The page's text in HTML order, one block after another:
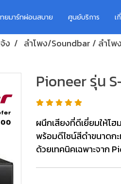
ยมาร์ทผ่อนสบาย ศูนย์บริการ เ
ง
ลำโพง/Soundbar / ลำโพ
Pioneer รุ่น
ผนึกเสียงที่ดีเยี่ยมให้โ
พร้อมดีไซน์สีดำขนาดก
ด้วยเทคนิคเฉพาะจาก